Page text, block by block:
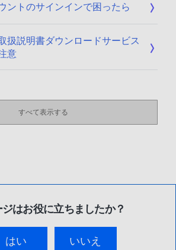
ントのサインインで困ったら
扱説明書ダウンロードサービス
意
すべて表示する
はお役に立ちましたか？
はい いいえ